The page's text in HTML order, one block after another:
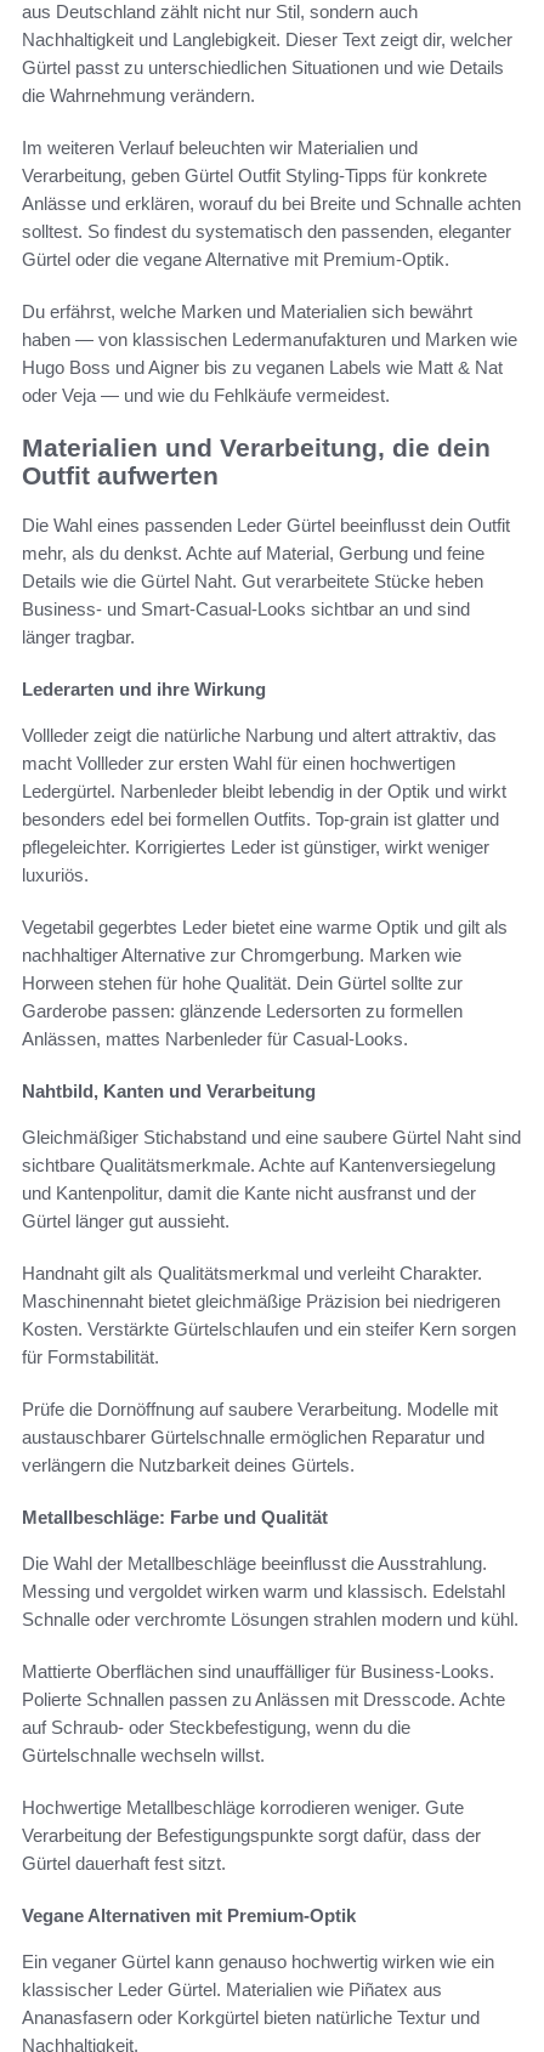
aus Deutschland zählt nicht nur Stil, sondern auch
Nachhaltigkeit und Langlebigkeit. Dieser Text zeigt dir, welcher
Gürtel passt zu unterschiedlichen Situationen und wie Details
die Wahrnehmung verändern.
Im weiteren Verlauf beleuchten wir Materialien und
Verarbeitung, geben Gürtel Outfit Styling-Tipps für konkrete
Anlässe und erklären, worauf du bei Breite und Schnalle achten
solltest. So findest du systematisch den passenden, eleganter
Gürtel oder die vegane Alternative mit Premium-Optik.
Du erfährst, welche Marken und Materialien sich bewährt
haben — von klassischen Ledermanufakturen und Marken wie
Hugo Boss und Aigner bis zu veganen Labels wie Matt & Nat
oder Veja — und wie du Fehlkäufe vermeidest.
Materialien und Verarbeitung, die dein
Outfit aufwerten
Die Wahl eines passenden Leder Gürtel beeinflusst dein Outfit
mehr, als du denkst. Achte auf Material, Gerbung und feine
Details wie die Gürtel Naht. Gut verarbeitete Stücke heben
Business- und Smart-Casual-Looks sichtbar an und sind
länger tragbar.
Lederarten und ihre Wirkung
Vollleder zeigt die natürliche Narbung und altert attraktiv, das
macht Vollleder zur ersten Wahl für einen hochwertigen
Ledergürtel. Narbenleder bleibt lebendig in der Optik und wirkt
besonders edel bei formellen Outfits. Top-grain ist glatter und
pflegeleichter. Korrigiertes Leder ist günstiger, wirkt weniger
luxuriös.
Vegetabil gegerbtes Leder bietet eine warme Optik und gilt als
nachhaltiger Alternative zur Chromgerbung. Marken wie
Horween stehen für hohe Qualität. Dein Gürtel sollte zur
Garderobe passen: glänzende Ledersorten zu formellen
Anlässen, mattes Narbenleder für Casual-Looks.
Nahtbild, Kanten und Verarbeitung
Gleichmäßiger Stichabstand und eine saubere Gürtel Naht sind
sichtbare Qualitätsmerkmale. Achte auf Kantenversiegelung
und Kantenpolitur, damit die Kante nicht ausfranst und der
Gürtel länger gut aussieht.
Handnaht gilt als Qualitätsmerkmal und verleiht Charakter.
Maschinennaht bietet gleichmäßige Präzision bei niedrigeren
Kosten. Verstärkte Gürtelschlaufen und ein steifer Kern sorgen
für Formstabilität.
Prüfe die Dornöffnung auf saubere Verarbeitung. Modelle mit
austauschbarer Gürtelschnalle ermöglichen Reparatur und
verlängern die Nutzbarkeit deines Gürtels.
Metallbeschläge: Farbe und Qualität
Die Wahl der Metallbeschläge beeinflusst die Ausstrahlung.
Messing und vergoldet wirken warm und klassisch. Edelstahl
Schnalle oder verchromte Lösungen strahlen modern und kühl.
Mattierte Oberflächen sind unauffälliger für Business-Looks.
Polierte Schnallen passen zu Anlässen mit Dresscode. Achte
auf Schraub- oder Steckbefestigung, wenn du die
Gürtelschnalle wechseln willst.
Hochwertige Metallbeschläge korrodieren weniger. Gute
Verarbeitung der Befestigungspunkte sorgt dafür, dass der
Gürtel dauerhaft fest sitzt.
Vegane Alternativen mit Premium-Optik
Ein veganer Gürtel kann genauso hochwertig wirken wie ein
klassischer Leder Gürtel. Materialien wie Piñatex aus
Ananasfasern oder Korkgürtel bieten natürliche Textur und
Nachhaltigkeit.